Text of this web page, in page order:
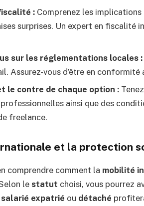
: Comprenez les
surprises. Un expert en fiscalité
sur les réglementations locales :
Assurez-vous d’être en conformité
le contre de chaque option :
ainsi que des
freelance.
et la protection
comprendre comment la mobilité
lestatut choisi, vous pourrez
salarié expatrié ou détaché